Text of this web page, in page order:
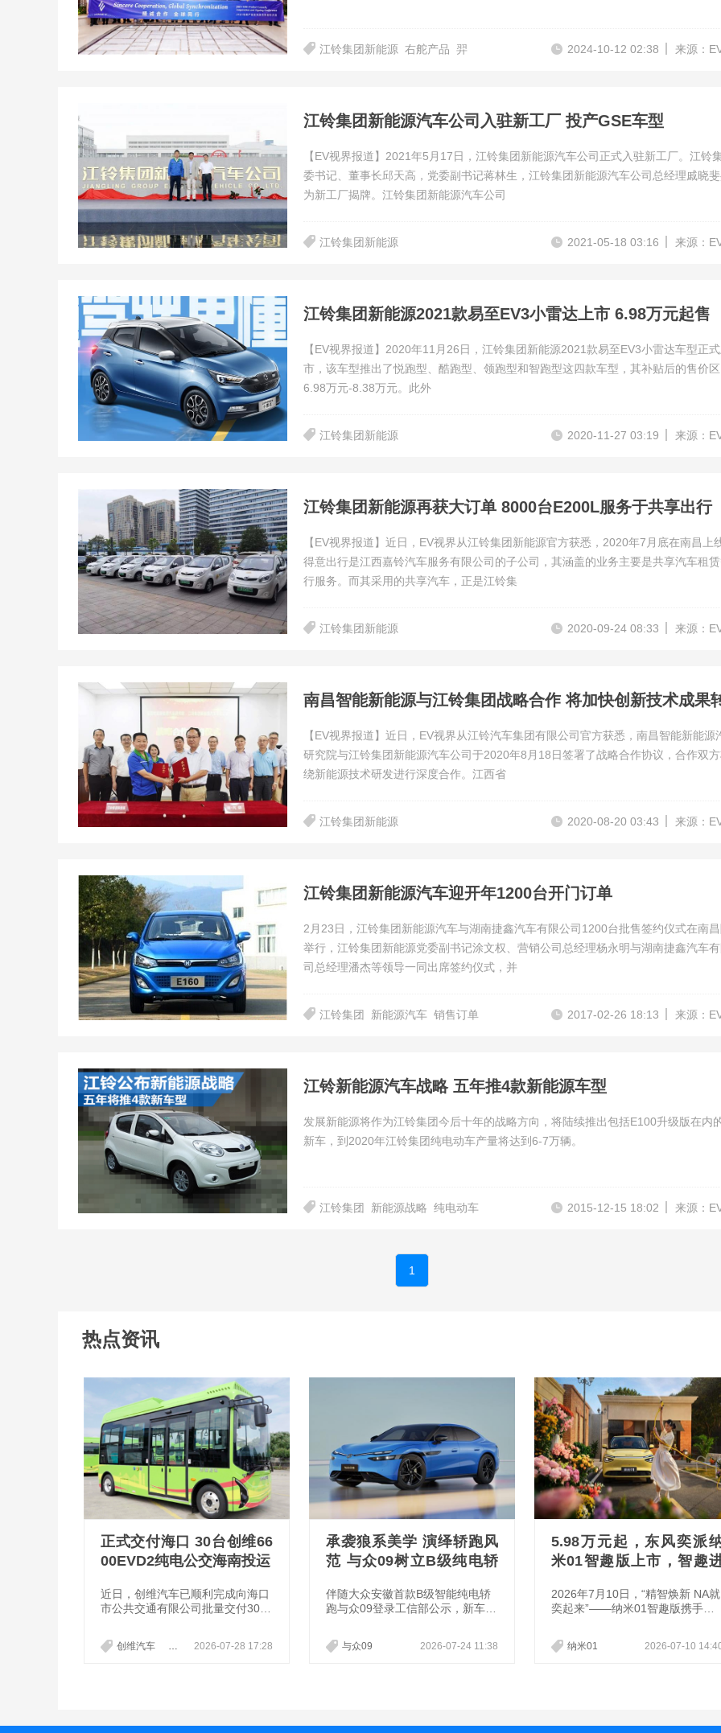
江铃集团新能源 右舵产品 羿 来源：
2024-10-12 02:38
江铃集团新能源汽车公司入驻新工厂 投产GSE车型
【EV视界报道】2021年5月17日，江铃集团新能源汽车公司正式入驻新工厂。江铃
委书记、董事长邱天高，党委副书记蒋林生，江铃集团新能源汽车公司总经理戚晓斐
为新工厂揭牌。江铃集团新能源汽车公司
江铃集团新能源 来源：
2021-05-18 03:16
江铃集团新能源2021款易至EV3小雷达上市 6.98万元起售
【EV视界报道】2020年11月26日，江铃集团新能源2021款易至EV3小雷达车型正式
市，该车型推出了悦跑型、酷跑型、领跑型和智跑型这四款车型，其补贴后的售价
6.98万元-8.38万元。此外
江铃集团新能源 来源：
2020-11-27 03:19
江铃集团新能源再获大订单 8000台E200L服务于共享出行
【EV视界报道】近日，EV视界从江铃集团新能源官方获悉，2020年7月底在南昌上
得意出行是江西嘉铃汽车服务有限公司的子公司，其涵盖的业务主要是共享汽车租赁
行服务。而其采用的共享汽车，正是江铃集
江铃集团新能源 来源：
2020-09-24 08:33
南昌智能新能源与江铃集团战略合作 将加快创新技术成果
【EV视界报道】近日，EV视界从江铃汽车集团有限公司官方获悉，南昌智能新能源
研究院与江铃集团新能源汽车公司于2020年8月18日签署了战略合作协议，合作双方
绕新能源技术研发进行深度合作。江西省
江铃集团新能源 来源：
2020-08-20 03:43
江铃集团新能源汽车迎开年1200台开门订单
2月23日，江铃集团新能源汽车与湖南捷鑫汽车有限公司1200台批售签约仪式在南
举行，江铃集团新能源党委副书记涂文权、营销公司总经理杨永明与湖南捷鑫汽车
司总经理潘杰等领导一同出席签约仪式，并
江铃集团 新能源汽车 销售订单 来源：
2017-02-26 18:13
江铃新能源汽车战略 五年推4款新能源车型
发展新能源将作为江铃集团今后十年的战略方向，将陆续推出包括E100升级版在内
新车，到2020年江铃集团纯电动车产量将达到6-7万辆。
江铃集团 新能源战略 纯电动车 来源：
2015-12-15 18:02
1
热点资讯
正式交付海口 30台创维66
00EVD2纯电公交海南投运
近日，创维汽车已顺利完成向海口
市公共交通有限公司批量交付30台
的任务，这批萌动灵巧的“小个
头”即将驶上椰城街头。当“适老
一份亮眼答卷。
2026-07-28 17:28
创维汽车 海口公交 批量交付
承袭狼系美学 演绎轿跑风
范 与众09树立B级纯电轿
伴随大众安徽首款B级智能纯电轿
跑与众09登录工信部公示，新车完
作为ID. 与众家族的全新智能纯电
轿跑，与众09承袭家族“狼系美
汽车在纯电时代的美学新高度。
2026-07-24 11:38
与众09
5.98万元起，东风奕派
米01智趣版上市，智趣
2026年7月10日，“精智焕新 NA就
奕起来”——纳米01智趣版携手潮
5Fly、305Air、305Ultra、430Pro
四款车型，官方指导价5.98-7.98
智享礼、缤纷礼，护航国民高品质
2026-07-10
纳米01